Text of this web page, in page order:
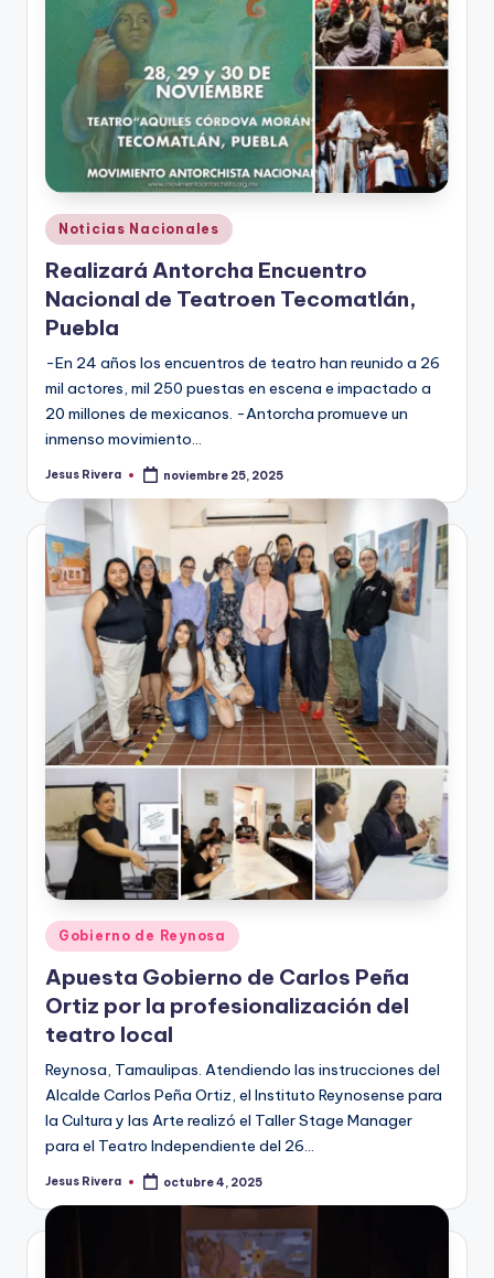
Publicado
en
Noticias Nacionales
Realizará Antorcha Encuentro
Nacional de Teatroen Tecomatlán,
Puebla
-En 24 años los encuentros de teatro han reunido a 26
mil actores, mil 250 puestas en escena e impactado a
20 millones de mexicanos. -Antorcha promueve un
inmenso movimiento…
Publicado
Jesus Rivera noviembre 25, 2025
Publicado
en
Gobierno de Reynosa
Apuesta Gobierno de Carlos Peña
Ortiz por la profesionalización del
teatro local
Reynosa, Tamaulipas. Atendiendo las instrucciones del
Alcalde Carlos Peña Ortiz, el Instituto Reynosense para
la Cultura y las Arte realizó el Taller Stage Manager
para el Teatro Independiente del 26…
Publicado
Jesus Rivera octubre 4, 2025